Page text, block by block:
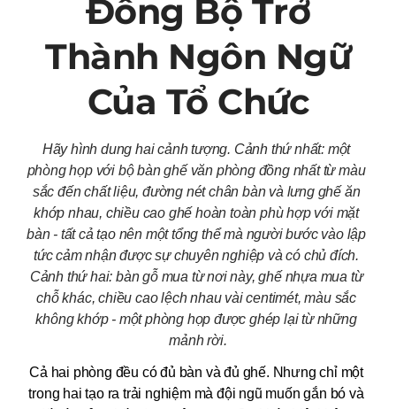
Đồng Bộ Trở
Thành Ngôn Ngữ
Của Tổ Chức
Hãy hình dung hai cảnh tượng. Cảnh thứ nhất: một
phòng họp với bộ bàn ghế văn phòng đồng nhất từ màu
sắc đến chất liệu, đường nét chân bàn và lưng ghế ăn
khớp nhau, chiều cao ghế hoàn toàn phù hợp với mặt
bàn - tất cả tạo nên một tổng thể mà người bước vào lập
tức cảm nhận được sự chuyên nghiệp và có chủ đích.
Cảnh thứ hai: bàn gỗ mua từ nơi này, ghế nhựa mua từ
chỗ khác, chiều cao lệch nhau vài centimét, màu sắc
không khớp - một phòng họp được ghép lại từ những
mảnh rời.
Cả hai phòng đều có đủ bàn và đủ ghế. Nhưng chỉ một
trong hai tạo ra trải nghiệm mà đội ngũ muốn gắn bó và